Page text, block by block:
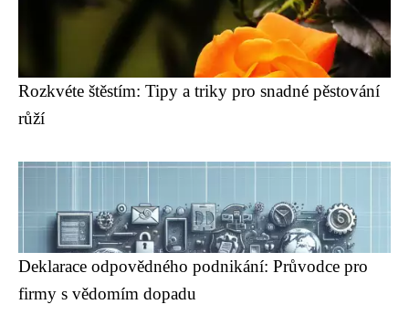
Rozkvéte štěstím: Tipy a triky pro snadné pěstování
růží
Deklarace odpovědného podnikání: Průvodce pro
firmy s vědomím dopadu